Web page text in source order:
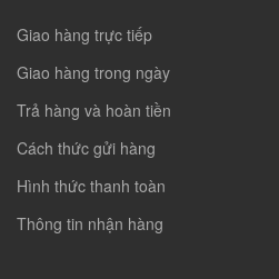
Giao hàng trực tiếp
Giao hàng trong ngày
Trả hàng và hoàn tiền
Cách thức gửi hàng
Hình thức thanh toàn
Thông tin nhận hàng